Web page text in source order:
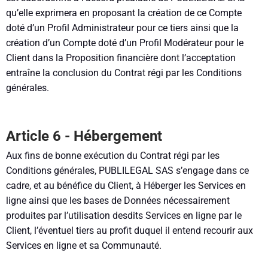
qu’elle exprimera en proposant la création de ce Compte
doté d’un Profil Administrateur pour ce tiers ainsi que la
création d’un Compte doté d’un Profil Modérateur pour le
Client dans la Proposition financière dont l’acceptation
entraîne la conclusion du Contrat régi par les Conditions
générales.
Article 6 - Hébergement
Aux fins de bonne exécution du Contrat régi par les
Conditions générales, PUBLILEGAL SAS s’engage dans ce
cadre, et au bénéfice du Client, à Héberger les Services en
ligne ainsi que les bases de Données nécessairement
produites par l’utilisation desdits Services en ligne par le
Client, l’éventuel tiers au profit duquel il entend recourir aux
Services en ligne et sa Communauté.